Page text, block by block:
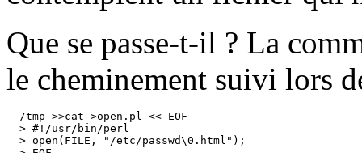
Que se passe-t-il ? La
le cheminement suivi lors
  /tmp >>cat >open.pl << EOF
  > #!/usr/bin/perl
  > open(FILE, "/etc/passwd\0.html");